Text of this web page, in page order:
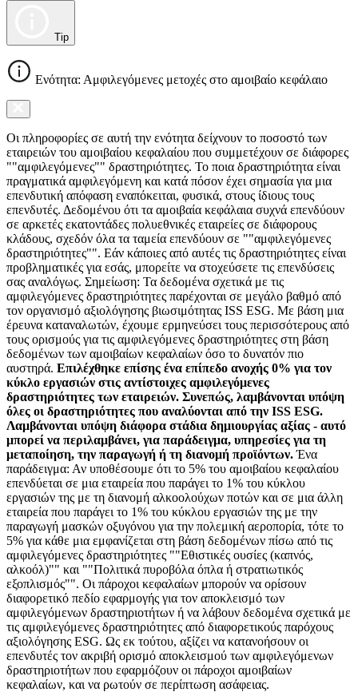
Tip
Ενότητα: Αμφιλεγόμενες μετοχές στο αμοιβαίο κεφάλαιο
Οι πληροφορίες σε αυτή την ενότητα δείχνουν το ποσοστό των
εταιρειών του αμοιβαίου κεφαλαίου που συμμετέχουν σε διάφορες
""αμφιλεγόμενες"" δραστηριότητες. Το ποια δραστηριότητα είναι
πραγματικά αμφιλεγόμενη και κατά πόσον έχει σημασία για μια
επενδυτική απόφαση εναπόκειται, φυσικά, στους ίδιους τους
επενδυτές. Δεδομένου ότι τα αμοιβαία κεφάλαια συχνά επενδύουν
σε αρκετές εκατοντάδες πολυεθνικές εταιρείες σε διάφορους
κλάδους, σχεδόν όλα τα ταμεία επενδύουν σε ""αμφιλεγόμενες
δραστηριότητες"". Εάν κάποιες από αυτές τις δραστηριότητες είναι
προβληματικές για εσάς, μπορείτε να στοχεύσετε τις επενδύσεις
σας αναλόγως. Σημείωση: Τα δεδομένα σχετικά με τις
αμφιλεγόμενες δραστηριότητες παρέχονται σε μεγάλο βαθμό από
τον οργανισμό αξιολόγησης βιωσιμότητας ISS ESG. Με βάση μια
έρευνα καταναλωτών, έχουμε ερμηνεύσει τους περισσότερους από
τους ορισμούς για τις αμφιλεγόμενες δραστηριότητες στη βάση
δεδομένων των αμοιβαίων κεφαλαίων όσο το δυνατόν πιο
αυστηρά. Επιλέχθηκε επίσης ένα επίπεδο ανοχής 0% για τον
κύκλο εργασιών στις αντίστοιχες αμφιλεγόμενες
δραστηριότητες των εταιρειών. Συνεπώς, λαμβάνονται υπόψη
όλες οι δραστηριότητες που αναλύονται από την ISS ESG.
Λαμβάνονται υπόψη διάφορα στάδια δημιουργίας αξίας - αυτό
μπορεί να περιλαμβάνει, για παράδειγμα, υπηρεσίες για τη
μεταποίηση, την παραγωγή ή τη διανομή προϊόντων.Ένα
παράδειγμα: Αν υποθέσουμε ότι το 5% του αμοιβαίου κεφαλαίου
επενδύεται σε μια εταιρεία που παράγει το 1% του κύκλου
εργασιών της με τη διανομή αλκοολούχων ποτών και σε μια άλλη
εταιρεία που παράγει το 1% του κύκλου εργασιών της με την
παραγωγή μασκών οξυγόνου για την πολεμική αεροπορία, τότε το
5% για κάθε μια εμφανίζεται στη βάση δεδομένων πίσω από τις
αμφιλεγόμενες δραστηριότητες ""Εθιστικές ουσίες (καπνός,
αλκοόλ)"" και ""Πολιτικά πυροβόλα όπλα ή στρατιωτικός
εξοπλισμός"". Οι πάροχοι κεφαλαίων μπορούν να ορίσουν
διαφορετικό πεδίο εφαρμογής για τον αποκλεισμό των
αμφιλεγόμενων δραστηριοτήτων ή να λάβουν δεδομένα σχετικά με
τις αμφιλεγόμενες δραστηριότητες από διαφορετικούς παρόχους
αξιολόγησης ESG. Ως εκ τούτου, αξίζει να κατανοήσουν οι
επενδυτές τον ακριβή ορισμό αποκλεισμού των αμφιλεγόμενων
δραστηριοτήτων που εφαρμόζουν οι πάροχοι αμοιβαίων
κεφαλαίων, και να ρωτούν σε περίπτωση ασάφειας.